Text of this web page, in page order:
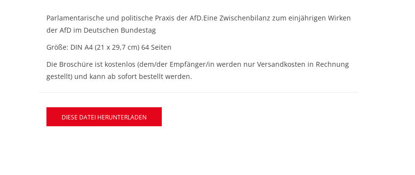
Parlamentarische und politische Praxis der AfD.Eine Zwischenbilanz zum einjährigen Wirken
der AfD im Deutschen Bundestag
Größe: DIN A4 (21 x 29,7 cm) 64 Seiten
Die Broschüre ist kostenlos (dem/der Empfänger/in werden nur Versandkosten in Rechnung
gestellt) und kann ab sofort bestellt werden.
DIESE DATEI HERUNTERLADEN